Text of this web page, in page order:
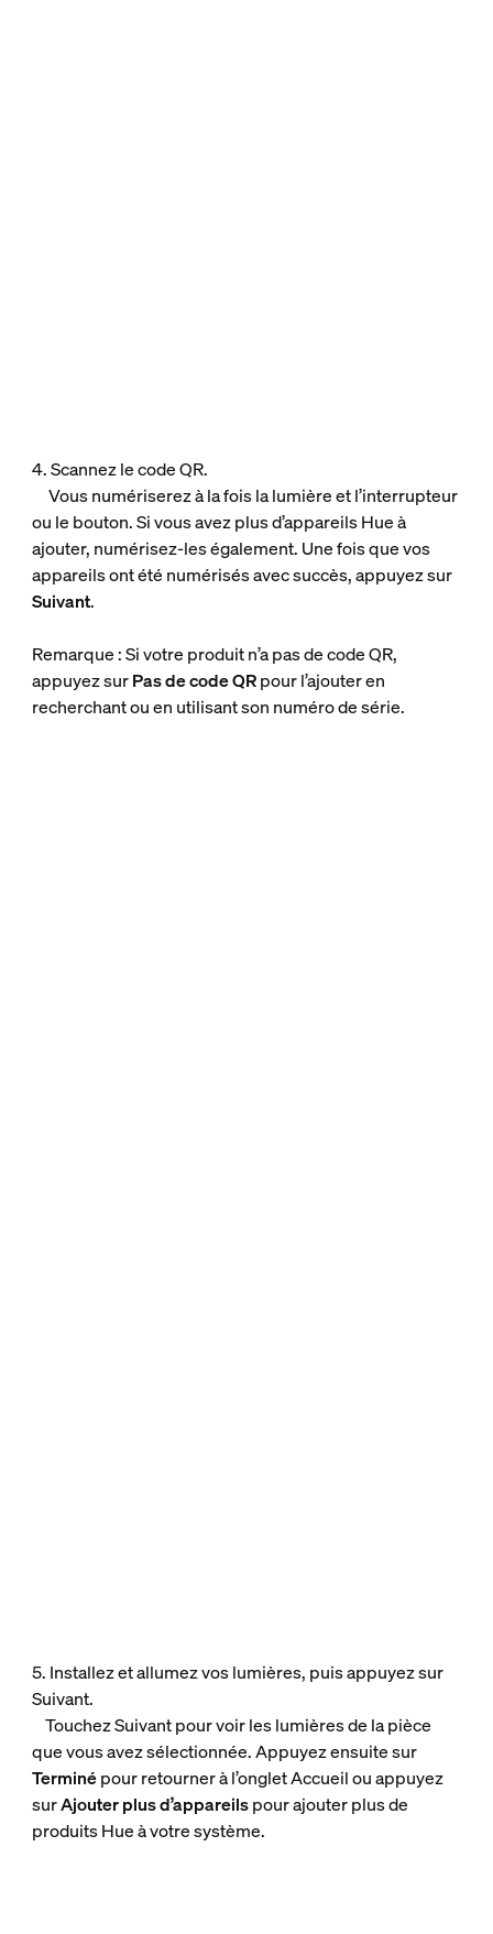
4. Scannez le code QR.
Vous numériserez à la fois la lumière et l’interrupteur
ou le bouton. Si vous avez plus d’appareils Hue à
ajouter, numérisez-les également. Une fois que vos
appareils ont été numérisés avec succès, appuyez sur
Suivant.
Remarque : Si votre produit n’a pas de code QR,
appuyez surPas de code QRpour l’ajouter en
recherchant ou en utilisant son numéro de série.
5. Installez et allumez vos lumières, puis appuyez sur
Suivant.
Touchez Suivant pour voir les lumières de la pièce
que vous avez sélectionnée. Appuyez ensuite sur
Terminépour retourner à l’onglet Accueil ou appuyez
surAjouter plus d’appareilspour ajouter plus de
produits Hue à votre système.